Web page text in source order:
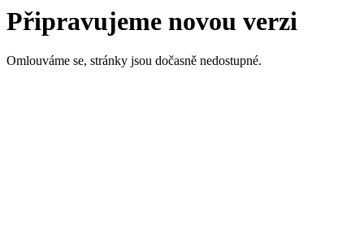
Připravujeme novou verzi
Omlouváme se, stránky jsou dočasně nedostupné.